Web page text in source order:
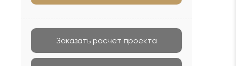
Заказать расчет проекта